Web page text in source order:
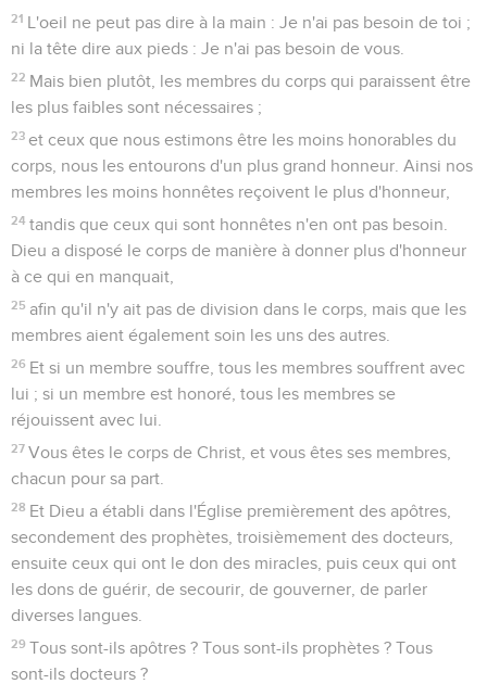
21 L'oeil ne peut pas dire à la main : Je n'ai pas besoin de toi ;
ni la tête dire aux pieds : Je n'ai pas besoin de vous.
22 Mais bien plutôt, les membres du corps qui paraissent être
les plus faibles sont nécessaires ;
23 et ceux que nous estimons être les moins honorables du
corps, nous les entourons d'un plus grand honneur. Ainsi nos
membres les moins honnêtes reçoivent le plus d'honneur,
24 tandis que ceux qui sont honnêtes n'en ont pas besoin.
Dieu a disposé le corps de manière à donner plus d'honneur
à ce qui en manquait,
25 afin qu'il n'y ait pas de division dans le corps, mais que les
membres aient également soin les uns des autres.
26 Et si un membre souffre, tous les membres souffrent avec
lui ; si un membre est honoré, tous les membres se
réjouissent avec lui.
27 Vous êtes le corps de Christ, et vous êtes ses membres,
chacun pour sa part.
28 Et Dieu a établi dans l'Église premièrement des apôtres,
secondement des prophètes, troisièmement des docteurs,
ensuite ceux qui ont le don des miracles, puis ceux qui ont
les dons de guérir, de secourir, de gouverner, de parler
diverses langues.
29 Tous sont-ils apôtres ? Tous sont-ils prophètes ? Tous
sont-ils docteurs ?